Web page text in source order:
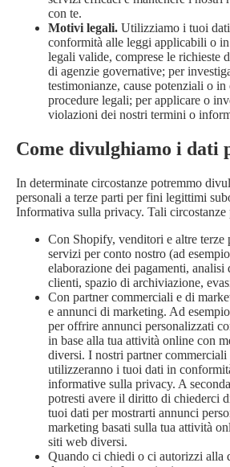
con te.
Motivi legali. Utilizziamo i tuoi
conformità alle leggi applicabili o in
legali valide, comprese le richieste
di agenzie governative; per
testimonianze, cause potenziali o in
procedure legali; per applicare o
violazioni dei nostri termini o
Come divulghiamo i dati
In determinate circostanze potremmo
personali a terze parti per fini legittimi
Informativa sulla privacy. Tali circostanze
Con Shopify, venditori e altre terze
servizi per conto nostro (ad
elaborazione dei pagamenti, analisi
clienti, spazio di archiviazione,
Con partner commerciali e di
e annunci di marketing. Ad
per offrire annunci personalizzati
in base alla tua attività online con
diversi. I nostri partner
utilizzeranno i tuoi dati in
informative sulla privacy. A
potresti avere il diritto di chiederci
tuoi dati per mostrarti annunci
marketing basati sulla tua attività
siti web diversi.
Quando ci chiedi o ci autorizzi alla